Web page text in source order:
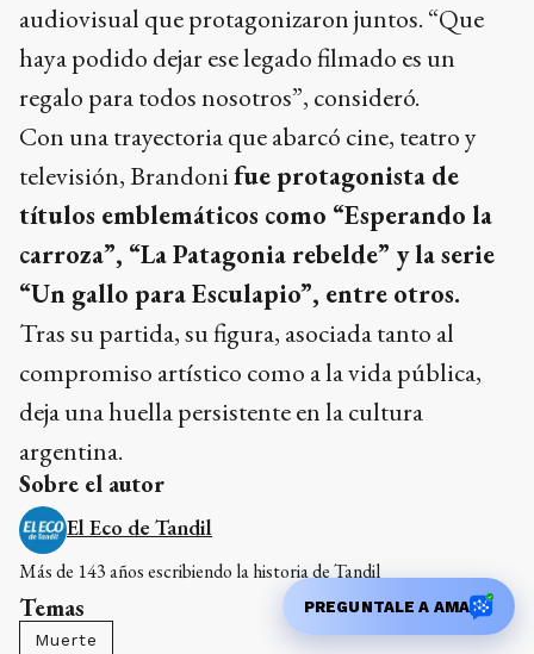
audiovisual que protagonizaron juntos. “Que
haya podido dejar ese legado filmado es un
regalo para todos nosotros”, consideró.
Con una trayectoria que abarcó cine, teatro y
televisión, Brandonifue protagonista de
títulos emblemáticos como “Esperando la
carroza”, “La Patagonia rebelde” y la serie
“Un gallo para Esculapio”, entre otros.
Tras su partida, su figura, asociada tanto al
compromiso artístico como a la vida pública,
deja una huella persistente en la cultura
argentina.
Sobre el autor
El Eco de Tandil
Más de 143 años escribiendo la historia de Tandil
Temas
Muerte
PREGUNTALE A AMA